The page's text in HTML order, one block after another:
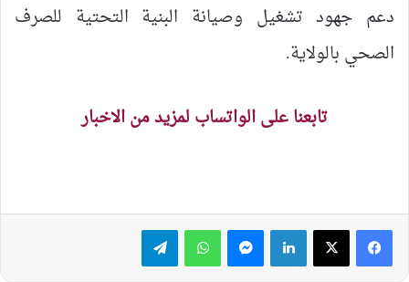
دعم جهود تشغيل وصيانة البنية التحتية للصرف
الصحي بالولاية.
تابعنا على الواتساب لمزيد من الاخبار
لينكدإن ماسنجر واتساب تيلقرام